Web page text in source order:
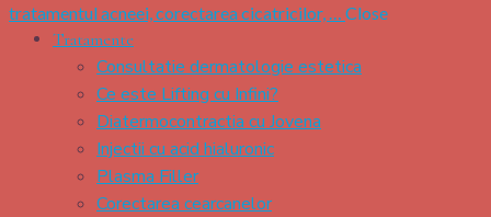
tratamentul acneei, corectarea cicatricilor, …
Close
Tratamente
Consultatie dermatologie estetica
Ce este Lifting cu Infini?
Diatermocontractia cu Jovena
Injectii cu acid hialuronic
Plasma Filler
Corectarea cearcanelor